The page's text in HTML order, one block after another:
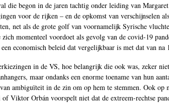
die begon in de jaren tachtig onder leiding van
voor de rijken – en de opkomst van verschijnselen
net als de grote golf van voornamelijk Syrische
momenteel voordoet als gevolg van de covid-19
economisch beleid dat vergelijkbaar is met dat van na
in de VS, hoe belangrijk die ook was, zeker
maar ondanks een enorme toename van hun
ambiguïteit in de zin om op hem te stemmen. Ook op
Orbán voorspelt niet dat de extreem-rechtse